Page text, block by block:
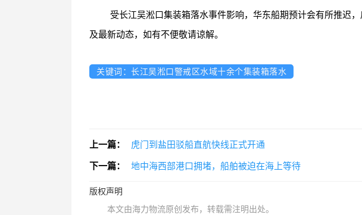
受长江吴淞口集装箱落水事件影响，华东船期预计会有所推迟
及最新动态，如有不便敬请谅解。
关键词：长江吴淞口警戒区水域十余个集装箱落水
上一篇： 虎门到盐田驳船直航快线正式开通
下一篇： 地中海西部港口拥堵，船舶被迫在海上等待
版权声明
本文由海力物流原创发布，转载需注明出处。